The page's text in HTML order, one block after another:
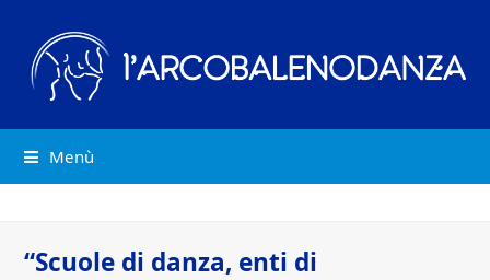
Menù
“Scuole di danza, enti di